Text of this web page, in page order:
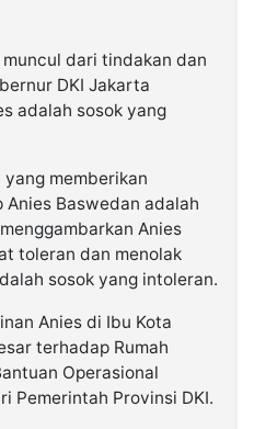
dari tindakan dan
DKI Jakarta
adalah sosok yang
memberikan
Baswedan adalah
Anies
toleran dan menolak
sosok yang intoleran.
Anies di Ibu Kota
terhadap Rumah
Operasional
Pemerintah Provinsi DKI.